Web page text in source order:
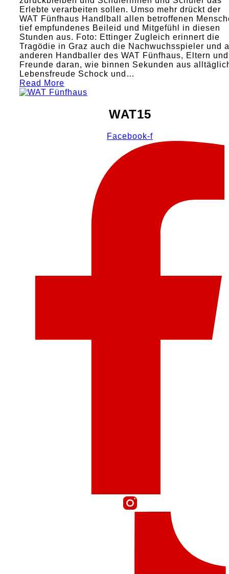
Erlebte verarbeiten sollen. Umso mehr drückt der
WAT Fünfhaus Handlball allen betroffenen
tief empfundenes Beileid und Mitgefühl in diesen
Stunden aus. Foto: Ettinger Zugleich erinnert die
Tragödie in Graz auch die Nachwuchsspieler und
anderen Handballer des WAT Fünfhaus, Eltern und
Freunde daran, wie binnen Sekunden aus
Lebensfreude Schock und…
Read More
WAT15
Facebook-f